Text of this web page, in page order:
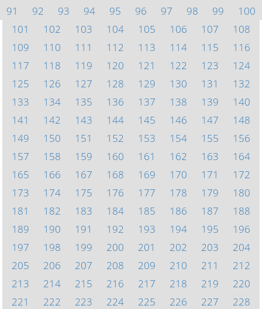
91
92 93 94 95 96 97 98 99
100
101
102 103 104 105 106 107
108
109
110 111 112 113 114 115
116
117
118 119 120 121 122 123
124
125
126 127 128 129 130 131
132
133
134 135 136 137 138 139
140
141
142 143 144 145 146 147
148
149
150 151 152 153 154 155
156
157
158 159 160 161 162 163
164
165
166 167 168 169 170 171
172
173
174 175 176 177 178 179
180
181
182 183 184 185 186 187
188
189
190 191 192 193 194 195
196
197
198 199 200 201 202 203
204
205
206 207 208 209 210 211
212
213
214 215 216 217 218 219
220
221
222 223 224 225 226 227
228